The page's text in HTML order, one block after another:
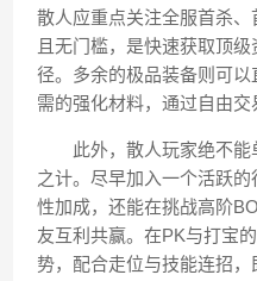
散人应重点关注全服首杀
且无门槛，是快速获取顶
径。多余的极品装备则可
需的强化材料，通过自由交
此外，散人玩家绝不能
之计。尽早加入一个活跃
性加成，还能在挑战高阶
友互利共赢。在PK与打宝
势，配合走位与技能连招